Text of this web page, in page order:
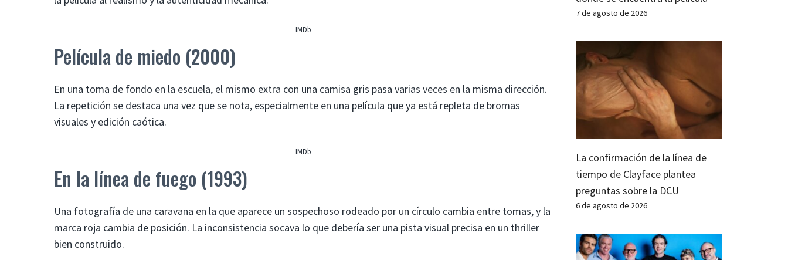
IMDb
Película de miedo (2000)
En una toma de fondo en la escuela, el mismo extra con una camisa gris pasa varias veces en la misma dirección.
La repetición se destaca una vez que se nota, especialmente en una película que ya está repleta de bromas
visuales y edición caótica.
IMDb
En la línea de fuego (1993)
Una fotografía de una caravana en la que aparece un sospechoso rodeado por un círculo cambia entre tomas, y la
marca roja cambia de posición. La inconsistencia socava lo que debería ser una pista visual precisa en un thriller
bien construido.
7 de agosto de 2026
La confirmación de la línea de
tiempo de Clayface plantea
preguntas sobre la DCU
6 de agosto de 2026